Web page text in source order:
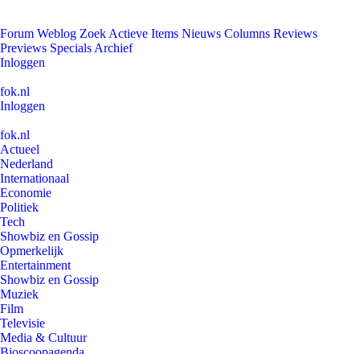
Forum Weblog Zoek Actieve Items Nieuws Columns Reviews
Previews Specials Archief
Inloggen
fok.nl
Inloggen
fok.nl
Actueel
Nederland
Internationaal
Economie
Politiek
Tech
Showbiz en Gossip
Opmerkelijk
Entertainment
Showbiz en Gossip
Muziek
Film
Televisie
Media & Cultuur